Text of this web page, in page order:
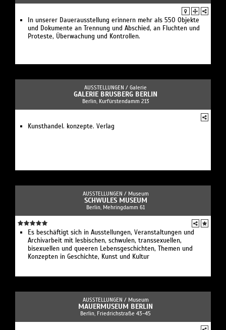
In unserer Dauerausstellung erinnern mehr als 550 Objekte
und Dokumente an Trennung und Abschied, an Fluchten und
Proteste, Überwachung und Kontrollen.
AUSSTELLUNGEN / Galerie
GALERIE BRUSBERG BERLIN
Berlin, Kurfürstendamm 213
Kunsthandel. konzepte. Verlag
AUSSTELLUNGEN / Museum
SCHWULES MUSEUM
Berlin, Mehringdamm 61
Es beschäftigt sich in Ausstellungen, Veranstaltungen und
Archivarbeit mit lesbischen, schwulen, transsexuellen,
bisexuellen und queeren Lebensgeschichten, Themen und
Konzepten in Geschichte, Kunst und Kultur
AUSSTELLUNGEN / Museum
MAUERMUSEUM BERLIN
Berlin, Friedrichstraße 43-45